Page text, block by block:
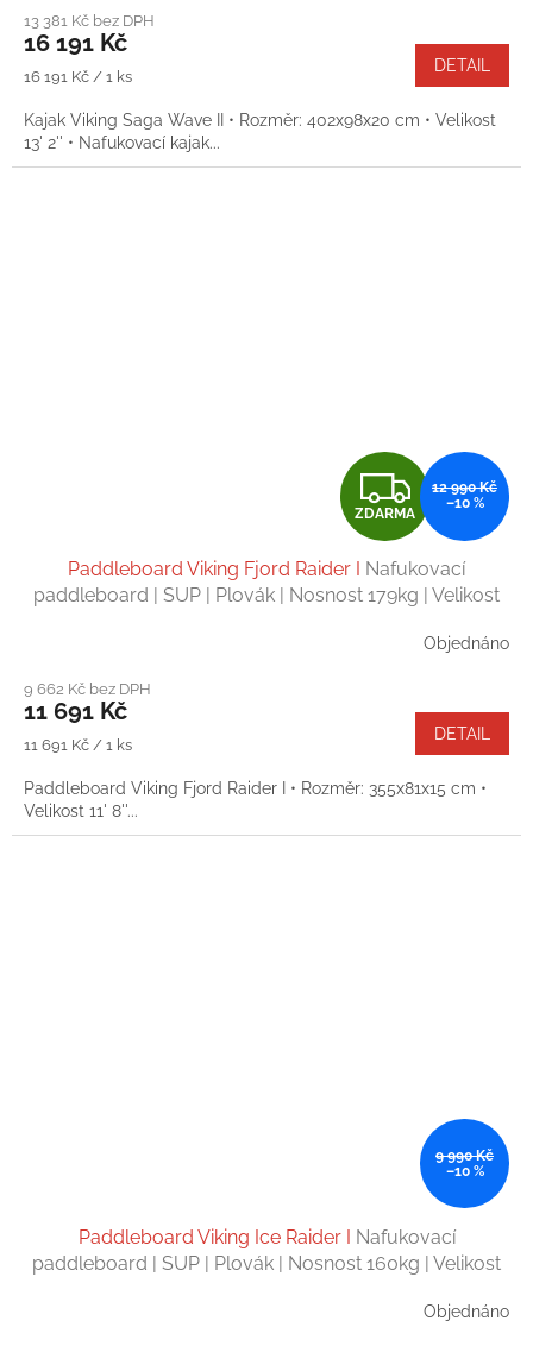
A
13 381 Kč bez DPH
16 191 Kč
Měrná
16 191 Kč / 1 ks
DETAIL
Kajak Viking Saga Wave II • Rozměr: 402x98x20 cm • Velikost
13' 2'' • Nafukovací kajak...
Z
D
A
R
A
ZDARMA
12 990 Kč
–10 %
Paddleboard Viking Fjord Raider I Nafukovací
paddleboard | SUP | Plovák | Nosnost 179kg | Velikost
Objednáno
9 662 Kč bez DPH
11 691 Kč
Měrná
11 691 Kč / 1 ks
DETAIL
Paddleboard Viking Fjord Raider I • Rozměr: 355x81x15 cm •
Velikost 11' 8''...
9 990 Kč
–10 %
Paddleboard Viking Ice Raider I Nafukovací
paddleboard | SUP | Plovák | Nosnost 160kg | Velikost
Objednáno